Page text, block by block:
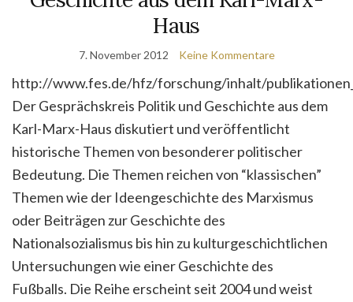
Haus
7. November 2012 Keine Kommentare
http://www.fes.de/hfz/forschung/inhalt/
Der Gesprächskreis Politik und Geschichte aus dem
Karl-Marx-Haus diskutiert und veröffentlicht
historische Themen von besonderer politischer
Bedeutung. Die Themen reichen von “klassischen”
Themen wie der Ideengeschichte des Marxismus
oder Beiträgen zur Geschichte des
Nationalsozialismus bis hin zu kulturgeschichtlichen
Untersuchungen wie einer Geschichte des
Fußballs. Die Reihe erscheint seit 2004 und weist